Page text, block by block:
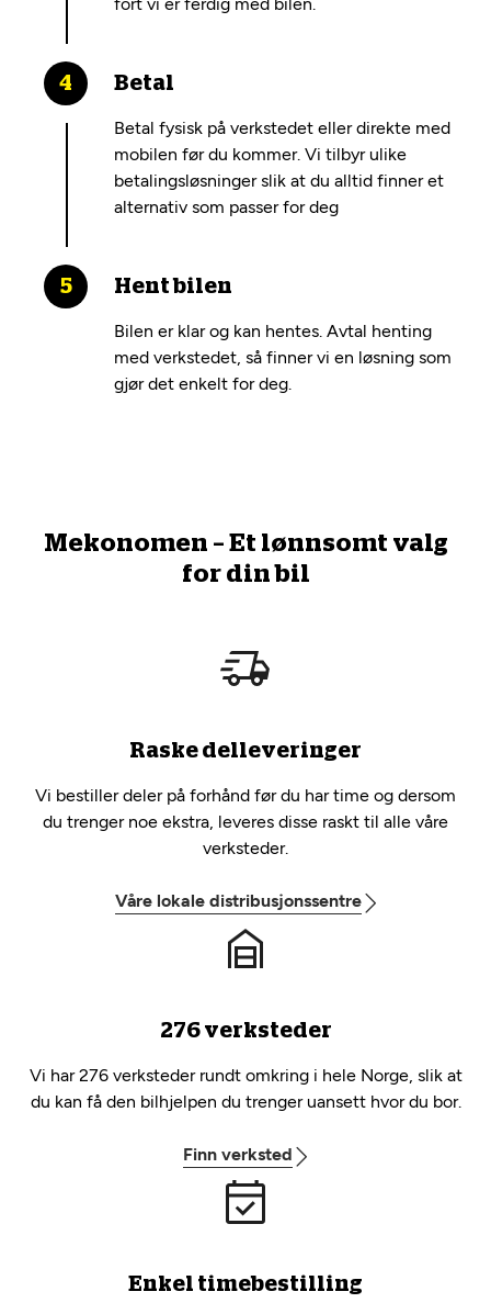
Betal
Betal fysisk på verkstedet eller direkte med
mobilen før du kommer. Vi tilbyr ulike
betalingsløsninger slik at du alltid finner et
alternativ som passer for deg
Hent bilen
Bilen er klar og kan hentes. Avtal henting
med verkstedet, så finner vi en løsning som
gjør det enkelt for deg.
Mekonomen – Et lønnsomt valg
for din bil
Raske delleveringer
Vi bestiller deler på forhånd før du har time og dersom
du trenger noe ekstra, leveres disse raskt til alle våre
verksteder.
Våre lokale distribusjonssentre
276 verksteder
Vi har 276 verksteder rundt omkring i hele Norge, slik at
du kan få den bilhjelpen du trenger uansett hvor du bor.
Finn verksted
Enkel timebestilling